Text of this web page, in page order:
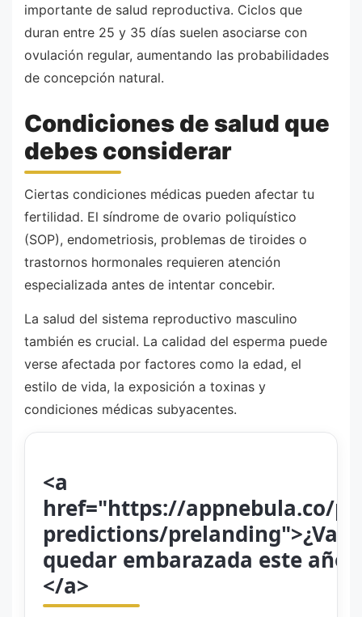
importante de salud reproductiva. Ciclos que
duran entre 25 y 35 días suelen asociarse con
ovulación regular, aumentando las probabilidades
de concepción natural.
Condiciones de salud que
debes considerar
Ciertas condiciones médicas pueden afectar tu
fertilidad. El síndrome de ovario poliquístico
(SOP), endometriosis, problemas de tiroides o
trastornos hormonales requieren atención
especializada antes de intentar concebir.
La salud del sistema reproductivo masculino
también es crucial. La calidad del esperma puede
verse afectada por factores como la edad, el
estilo de vida, la exposición a toxinas y
condiciones médicas subyacentes.
<a
href="https://appnebula.co/
predictions/prelanding">¿Vas
quedar embarazada este año?
</a>